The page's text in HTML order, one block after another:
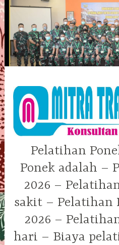
Skip
to
content
Pelatihan
Ponek adalah –
2026 –
sakit – Pelatihan
2026 –
hari – Biaya